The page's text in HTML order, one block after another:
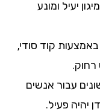
ומונע
קוד סודי,
עבור אנשים
פעיל.